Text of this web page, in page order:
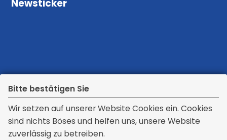
Bitte bestätigen Sie
Wir setzen auf unserer Website Cookies ein. Cookies
sind nichts Böses und helfen uns, unsere Website
zuverlässig zu betreiben.
Newsticker
Kontakt